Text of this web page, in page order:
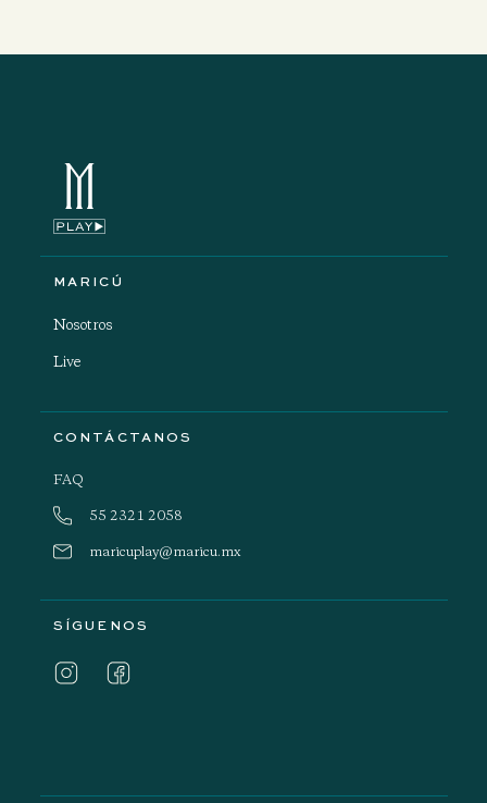
MARICÚ
Nosotros
Live
CONTÁCTANOS
FAQ
55 2321 2058
maricuplay@maricu.mx
SÍGUENOS